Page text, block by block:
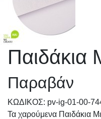
Παιδάκια
Παραβάν
KΩΔΙΚΟΣ: pv-ig-01-00-
Τα χαρούμενα Παιδάκια